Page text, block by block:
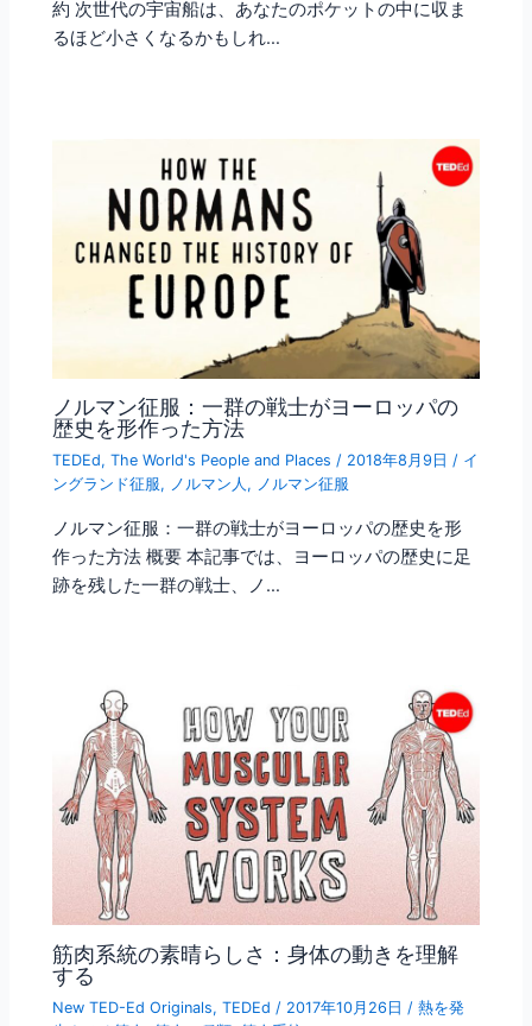
約 次世代の宇宙船は、あなたのポケットの中に収ま
るほど小さくなるかもしれ…
ノルマン征服：一群の戦士がヨーロッパの
歴史を形作った方法
TEDEd,The World's People and Places / 2018年8月9日/ イ
ングランド征服, ノルマン人 , ノルマン征服
ノルマン征服：一群の戦士がヨーロッパの歴史を形
作った方法 概要 本記事では、ヨーロッパの歴史に足
跡を残した一群の戦士、ノ…
筋肉系統の素晴らしさ：身体の動きを理解
する
New TED-Ed Originals,TEDEd / 2017年10月26日/熱を発